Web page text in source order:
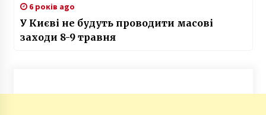
6 років ago
У Києві не будуть проводити масові
заходи 8-9 травня